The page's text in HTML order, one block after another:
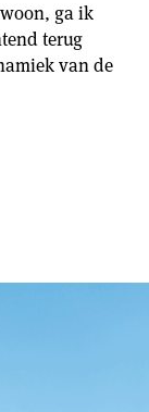
ga ik
terug
van de